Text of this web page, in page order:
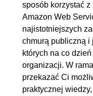
5.4. EFS
5.6. S3 w praktyce
6. Bazy danych
6.1. Wstęp do
6.2. Rodzaje baz
sposób korzystać z
Amazon Web
najistotniejszych
chmurą publiczną i
których na co
organizacji. W
przekazać Ci
praktycznej